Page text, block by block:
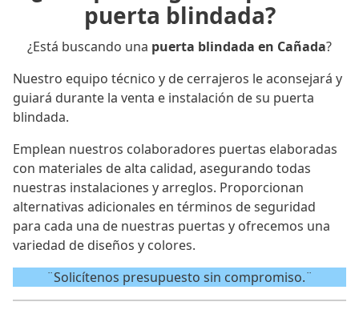
puerta blindada?
¿Está buscando una puerta blindada en Cañada?
Nuestro equipo técnico y de cerrajeros le aconsejará y
guiará durante la venta e instalación de su puerta
blindada.
Emplean nuestros colaboradores puertas elaboradas
con materiales de alta calidad, asegurando todas
nuestras instalaciones y arreglos. Proporcionan
alternativas adicionales en términos de seguridad
para cada una de nuestras puertas y ofrecemos una
variedad de diseños y colores.
¨Solicítenos presupuesto sin compromiso.¨